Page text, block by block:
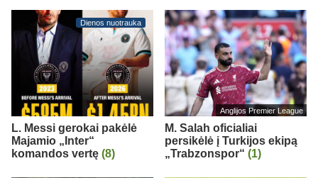
Dienos nuotrauka
L. Messi gerokai pakėlė
Majamio „Inter“
komandos vertę (8)
Anglijos Premier League
M. Salah oficialiai
persikėlė į Turkijos ekipą
„Trabzonspor“ (1)